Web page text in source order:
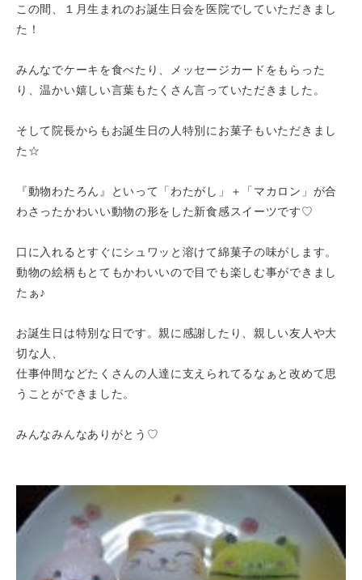
この間、１月生まれのお誕生日会を医院でしていただきまし
た！
みんなでケーキを食べたり、メッセージカードをもらった
り、温かい嬉しい言葉もたくさん言っていただきました。
そして院長からもお誕生日の人特別にお菓子もいただきまし
た☆
『動物わたろん』といって「わたがし」＋「マカロン」が合
わさったかわいい動物の形をした新食感スイーツです♡
口に入れるとすぐにシュワッと溶けて綿菓子の味がします。
動物の絵柄もとてもかわいいので目でも楽しむ事ができまし
たぁ♪
お誕生日は特別な日です。親に感謝したり、親しい友人や大
切な人、
仕事仲間などたくさんの人達に支えられてるなぁと改めて思
うことができました。
みんなみんなありがとう♡